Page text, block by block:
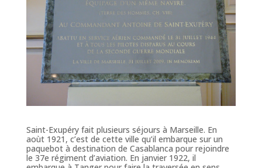
Saint-Exupéry fait plusieurs séjours à Marseille. En
aoùt 1921, c’est de cette ville qu’il embarque sur un
paquebot à destination de Casablanca pour rejoindre
le 37e régiment d’aviation. En janvier 1922, il